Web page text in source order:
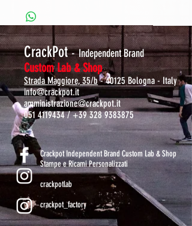
CrackPot- Independent Brand
Custom Lab & Shop
Strada Maggiore, 35/b- 40125 Bologna - Italy
info@crackpot.it
amministrazione@crackpot.it
051 4119434/+39 328 9383875
S
Crackpot Independent Brand Custom Lab & Shop
Stampe e Ricami Personalizzati
crackpotlab
crackpot_factory